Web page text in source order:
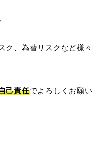
ク、為替リスクなど様々
己責任でよろしくお願い